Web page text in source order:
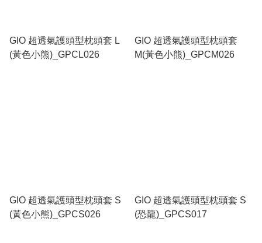
GIO 超透氣護頭型枕頭套 L
(黃色小熊)_GPCL026
GIO 超透氣護頭型枕頭套
M(黃色小熊)_GPCM026
GIO 超透氣護頭型枕頭套 S
(黃色小熊)_GPCS026
GIO 超透氣護頭型枕頭套 S
(恐龍)_GPCS017